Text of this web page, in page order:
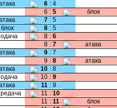
6 : 4
6 : 5 блок
7 : 5
блок 8 : 5
8 : 6
8 : 7 атака
9 : 7
9 : 8 атака
10 : 8
10 : 9
11 : 9
11 : 10
11 : 11 блок